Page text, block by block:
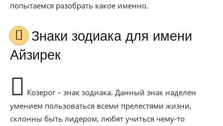
попытаемся разобрать какое именно.
Знаки зодиака для имени
Айзирек
Козерог – знак зодиака. Данный знак наделен
умением пользоваться всеми прелестями жизни,
склонны быть лидером, любят учиться чему-то